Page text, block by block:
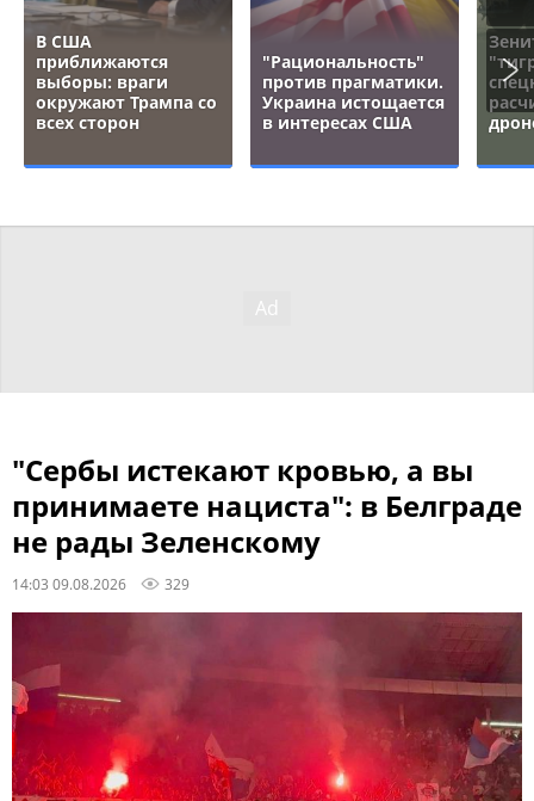
В США
приближаются
выборы: враги
окружают Трампа со
всех сторон
"Рациональность"
против прагматики.
Украина истощается
в интересах США
"Сербы истекают кровью, а вы
принимаете нациста": в Белграде
не рады Зеленскому
14:03 09.08.2026 329